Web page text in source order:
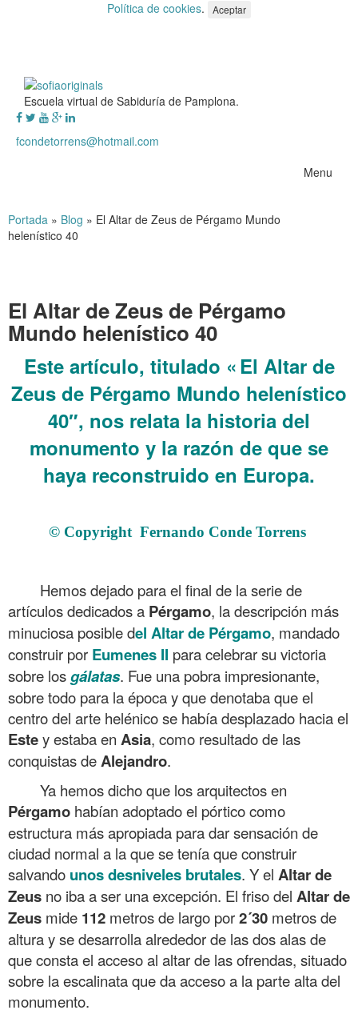
Política de cookies. Aceptar
Escuela virtual de Sabiduría de Pamplona.
fcondetorrens@hotmail.com
Menu
Portada » Blog » El Altar de Zeus de Pérgamo Mundo
helenístico 40
El Altar de Zeus de Pérgamo
Mundo helenístico 40
Este artículo, titulado «El Altar de
Zeus de Pérgamo Mundo helenístico
40″, nos relata la historia del
monumento y la razón de que se
haya reconstruido en Europa.
© Copyright Fernando Conde Torrens
Hemos dejado para el final de la serie de
artículos dedicados a Pérgamo, la descripción más
minuciosa posible del Altar de Pérgamo, mandado
construir por Eumenes II para celebrar su victoria
sobre losgálatas. Fue una pobra impresionante,
sobre todo para la época y que denotaba que el
centro del arte helénico se había desplazado hacia el
Estey estaba en Asia, como resultado de las
conquistas deAlejandro.
Ya hemos dicho que los arquitectos en
Pérgamo habían adoptado el pórtico como
estructura más apropiada para dar sensación de
ciudad normal a la que se tenía que construir
salvando unos desniveles brutales. Y el Altar de
Zeus no iba a ser una excepción. El friso del Altar de
Zeus mide 112 metros de largo por2´30 metros de
altura y se desarrolla alrededor de las dos alas de
que consta el acceso al altar de las ofrendas, situado
sobre la escalinata que da acceso a la parte alta del
monumento.